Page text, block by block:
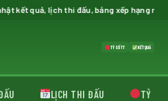
quả, lịch thi đấu, bảng xếp hạng mới
TỶ SỐ TT KẾT QUẢ
LỊCH THI ĐẤU TỶ SỐ